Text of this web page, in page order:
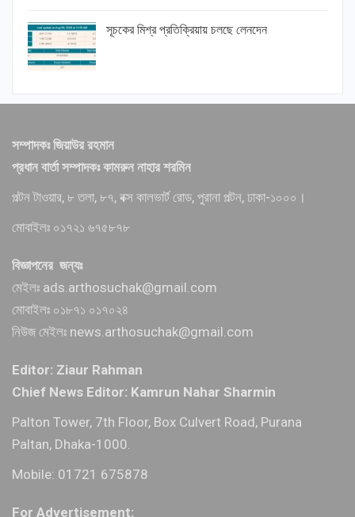
সূচকের মিশ্র প্রতিক্রিয়ায় চলছে লেনদেন
সম্পাদকঃ জিয়াউর রহমান
প্রধান বার্তা সম্পাদকঃ কামরুন নাহার শরমিন
পল্টন টাওয়ার, ৮ তলা, ৮৭, বক্স কালভার্ট রোড, পুরানা পল্টন, ঢাকা-১০০০।
মোবাইলঃ ০১৭২১ ৬৭৫৮৭৮
বিজ্ঞাপনের জন্যঃ
মেইলঃ ads.arthosuchak@gmail.com
মোবাইলঃ ০১৮৭১ ০১৭০২৪
নিউজ মেইলঃ news.arthosuchak@gmail.com
Editor: Ziaur Rahman
Chief News Editor: Kamrun Nahar Sharmin
Palton Tower, 7th Floor, Box Culvert Road, Purana
Paltan, Dhaka-1000.
Mobile: 01721 675878
For Advertisement: